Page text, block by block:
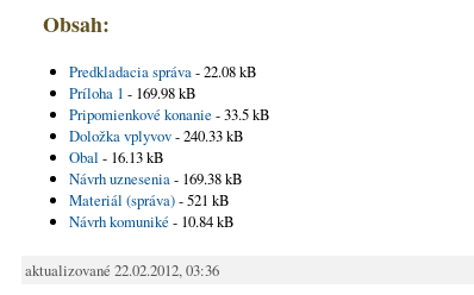
Obsah:
Predkladacia správa- 22.08 kB
Príloha 1 - 169.98 kB
Pripomienkové konanie - 33.5 kB
Doložka vplyvov- 240.33 kB
Obal - 16.13 kB
Návrh uznesenia- 169.38 kB
Materiál (správa)- 521 kB
Návrh komuniké - 10.84 kB
aktualizované 22.02.2012, 03:36